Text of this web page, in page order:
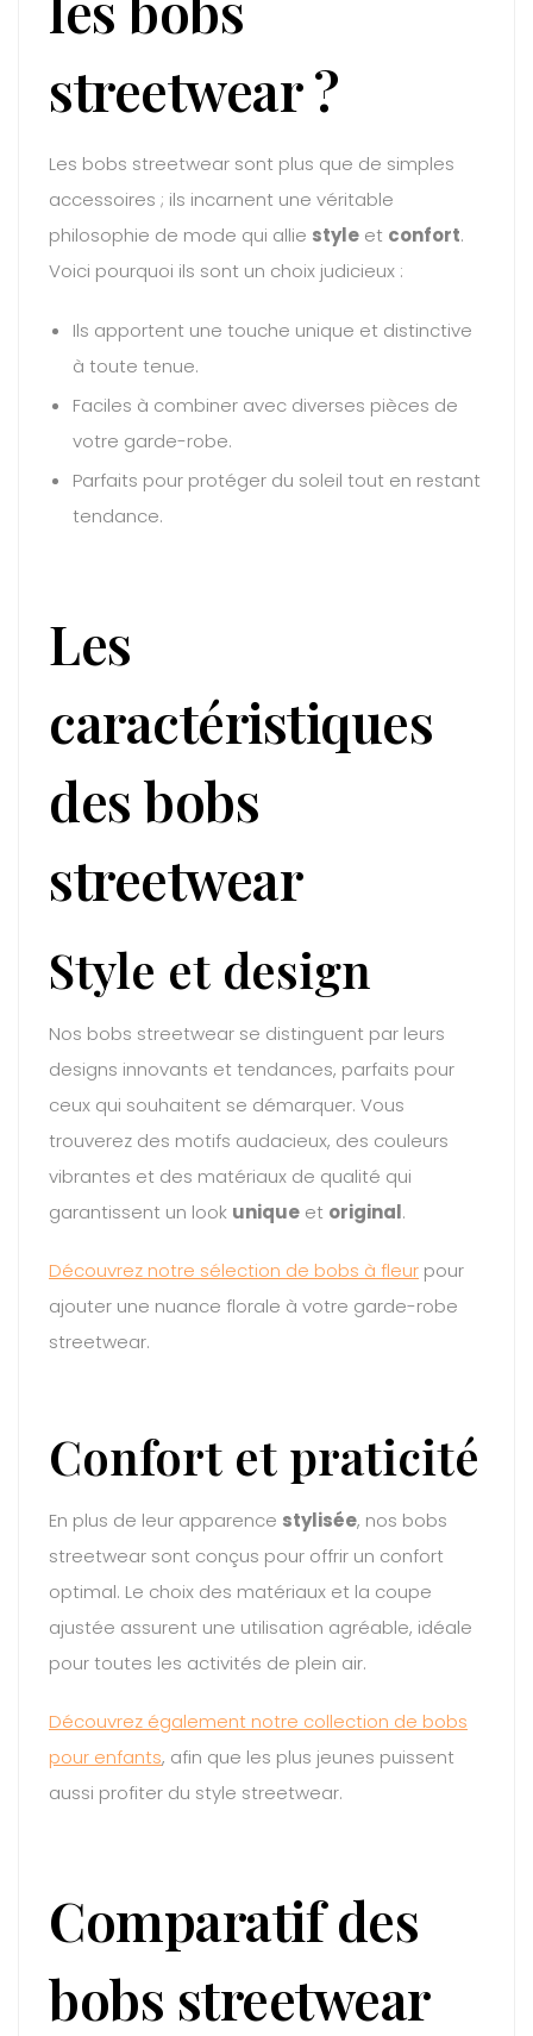
streetwear ?
Les bobs streetwear sont plus que de simples
accessoires ; ils incarnent une véritable
philosophie de mode qui allie style et confort.
Voici pourquoi ils sont un choix judicieux :
Ils apportent une touche unique et distinctive
à toute tenue.
Faciles à combiner avec diverses pièces de
votre garde-robe.
Parfaits pour protéger du soleil tout en restant
tendance.
Les
caractéristiques
des bobs
streetwear
Style et design
Nos bobs streetwear se distinguent par leurs
designs innovants et tendances, parfaits pour
ceux qui souhaitent se démarquer. Vous
trouverez des motifs audacieux, des couleurs
vibrantes et des matériaux de qualité qui
garantissent un look unique et original.
Découvrez notre sélection de bobs à fleur pour
ajouter une nuance florale à votre garde-robe
streetwear.
Confort et praticité
En plus de leur apparence stylisée, nos bobs
streetwear sont conçus pour offrir un confort
optimal. Le choix des matériaux et la coupe
ajustée assurent une utilisation agréable, idéale
pour toutes les activités de plein air.
Découvrez également notre collection de bobs
pour enfants, afin que les plus jeunes puissent
aussi profiter du style streetwear.
Comparatif des
bobs streetwear